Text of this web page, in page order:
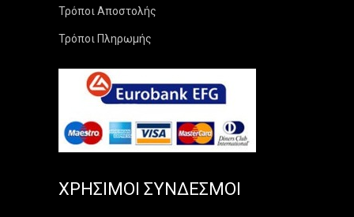
Τρόποι Αποστολής
Τρόποι Πληρωμής
ΧΡΉΣΙΜΟΙ ΣΎΝΔΕΣΜΟΙ